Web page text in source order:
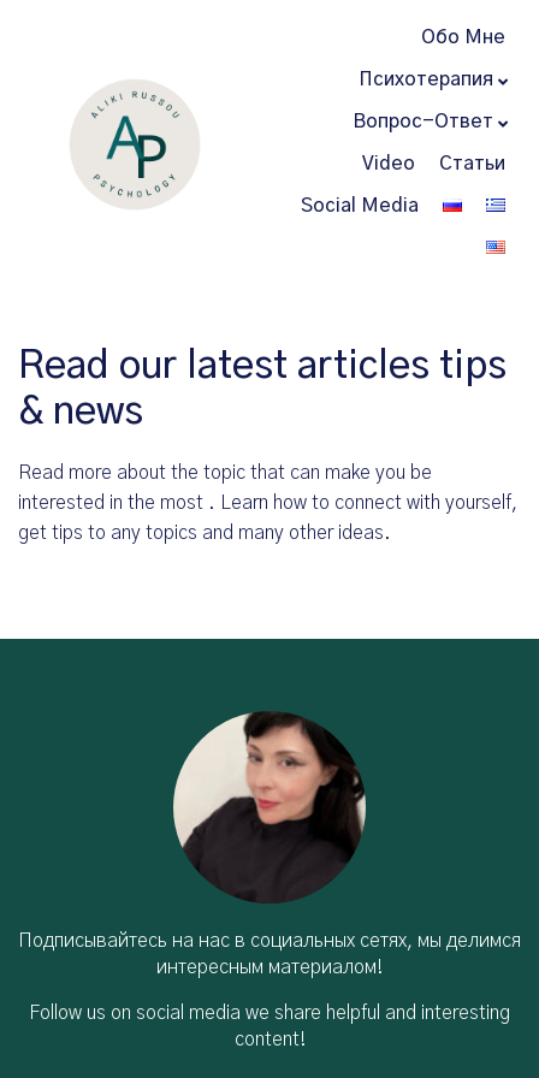
Обо Мне
Психотерапия
Вопрос-Ответ
Video Статьи
Social Media
Read our latest articles tips
& news
Read more about the topic that can make you be
interested in the most . Learn how to connect with yourself,
get tips to any topics and many other ideas.
Подписывайтесь на нас в социальных сетях, мы делимся
интересным материалом!
Follow us on social media we share helpful and interesting
content!